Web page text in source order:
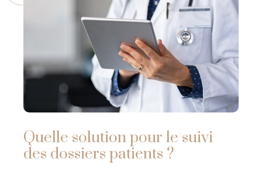
Quelle solution pour le suivi
des dossiers patients ?